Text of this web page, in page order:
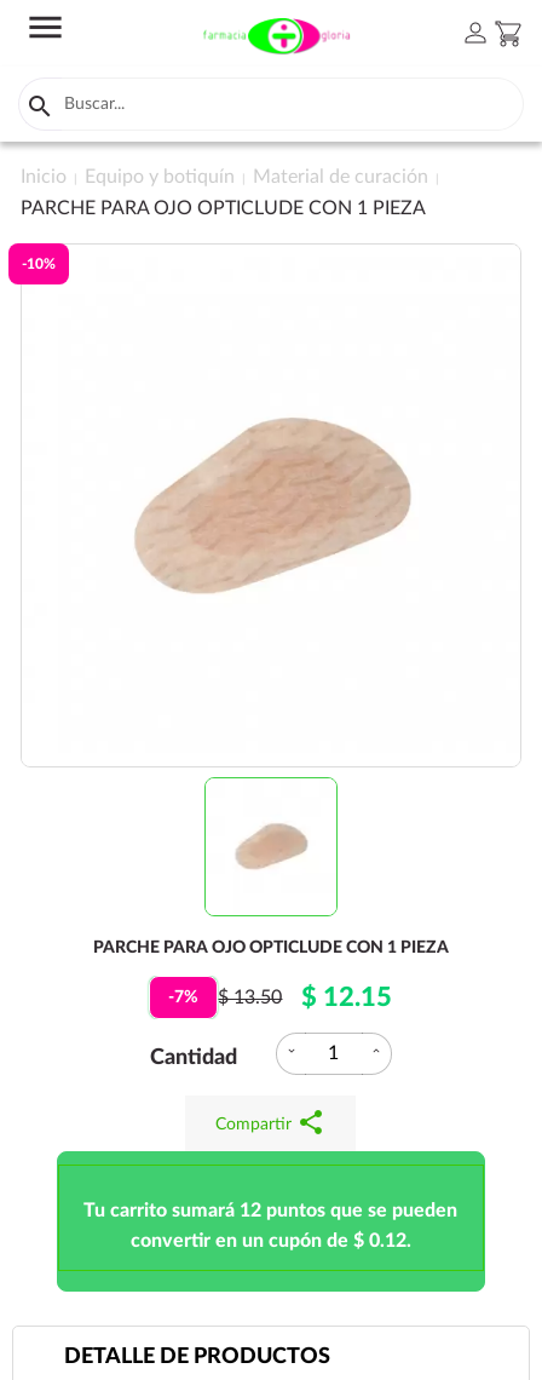
menu person shopping_cart

Inicio Equipo y botiquín
Material de curación
PARCHE PARA OJO OPTICLUDE CON 1 PIEZA
-10%
PARCHE PARA OJO OPTICLUDE CON 1 PIEZA
-7% $ 13.50 $ 12.15
Cantidad expand_more expand_less
Compartir share
Tu carrito sumará 12 puntos que se pueden
convertir en un cupón de $ 0.12.
DETALLE DE PRODUCTOS